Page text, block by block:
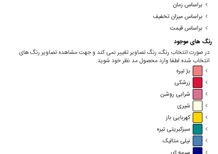
براساس زمان
براساس میزان تخفیف
براساس قیمت
رنگ های موجود
در صورت انتخاب رنگ، رنگ تصاویر تغییر نمی کند و جهت مشاهده تصاویر رنگ های
انتخاب شده لطفا وارد محصول مد نظر خود شوید.
بژ تیره
زرشکی
شرابی روشن
شیری
کهربایی باز
سبزکبریتی تیره
نیلی متالیک